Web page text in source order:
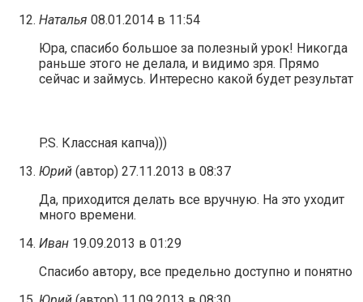
Наталья 08.01.2014 в 11:54
Юра, спасибо большое за полезный урок! Никогда
раньше этого не делала, и видимо зря. Прямо
сейчас и займусь. Интересно какой будет результат
P.S. Классная капча)))
Юрий (автор) 27.11.2013 в 08:37
Да, приходится делать все вручную. На это уходит
много времени.
Иван 19.09.2013 в 01:29
Спасибо автору, все предельно доступно и понятно